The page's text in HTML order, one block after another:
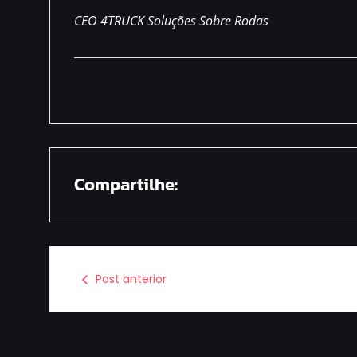
CEO 4TRUCK Soluções Sobre Rodas
Compartilhe:
Post anterior